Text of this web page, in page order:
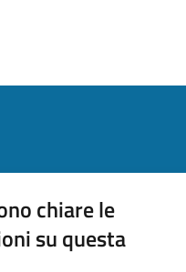
chiare le
su questa